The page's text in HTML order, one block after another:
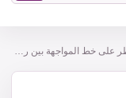
لاكروا: الحرب الإلكترونية تسيطر على خط المواجهة بين روسيا وأوكرانيا